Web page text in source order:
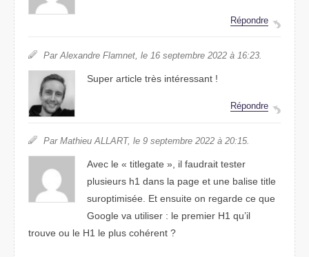
Répondre
Par Alexandre Flamnet, le 16 septembre 2022 à 16:23.
Super article très intéressant !
Répondre
Par Mathieu ALLART, le 9 septembre 2022 à 20:15.
Avec le « titlegate », il faudrait tester
plusieurs h1 dans la page et une balise title
suroptimisée. Et ensuite on regarde ce que
Google va utiliser : le premier H1 qu’il
trouve ou le H1 le plus cohérent ?